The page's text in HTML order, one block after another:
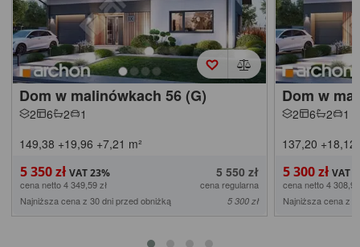
Dom w malinówkach 56 (G)
2 6 2
1
149,38 +19,96 +7,21 m²
5 350 zł 5 550 zł
cena netto 4 349,59 zł
cena regularna
Najniższa cena z 30 dni przed obniżką
5 300 zł
Dom w
2 6 2
1
137,20 +18,12
5 300 zł
cena netto 4
Najniższa cena z